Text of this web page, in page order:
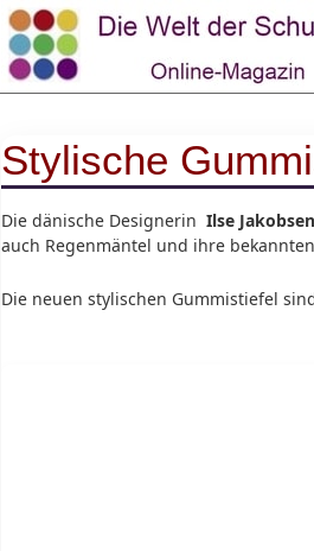
Stylische
Die dänische Designerin Ilse Jakobsen
auch Regenmäntel und ihre
Die neuen stylischen Gummistiefel